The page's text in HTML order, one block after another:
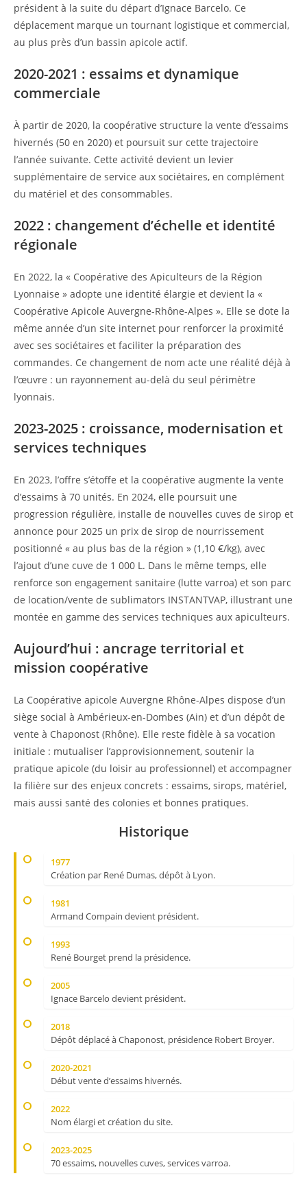
président à la suite du départ d’Ignace Barcelo. Ce
déplacement marque un tournant logistique et commercial,
au plus près d’un bassin apicole actif.
2020-2021 : essaims et dynamique
commerciale
À partir de 2020, la coopérative structure la vente d’essaims
hivernés (50 en 2020) et poursuit sur cette trajectoire
l’année suivante. Cette activité devient un levier
supplémentaire de service aux sociétaires, en complément
du matériel et des consommables.
2022 : changement d’échelle et identité
régionale
En 2022, la « Coopérative des Apiculteurs de la Région
Lyonnaise » adopte une identité élargie et devient la «
Coopérative Apicole Auvergne-Rhône-Alpes ». Elle se dote la
même année d’un site internet pour renforcer la proximité
avec ses sociétaires et faciliter la préparation des
commandes. Ce changement de nom acte une réalité déjà à
l’œuvre : un rayonnement au-delà du seul périmètre
lyonnais.
2023-2025 : croissance, modernisation et
services techniques
En 2023, l’offre s’étoffe et la coopérative augmente la vente
d’essaims à 70 unités. En 2024, elle poursuit une
progression régulière, installe de nouvelles cuves de sirop et
annonce pour 2025 un prix de sirop de nourrissement
positionné « au plus bas de la région » (1,10 €/kg), avec
l’ajout d’une cuve de 1 000 L. Dans le même temps, elle
renforce son engagement sanitaire (lutte varroa) et son parc
de location/vente de sublimators INSTANTVAP, illustrant une
montée en gamme des services techniques aux apiculteurs.
Aujourd’hui : ancrage territorial et
mission coopérative
La Coopérative apicole Auvergne Rhône-Alpes dispose d’un
siège social à Ambérieux-en-Dombes (Ain) et d’un dépôt de
vente à Chaponost (Rhône). Elle reste fidèle à sa vocation
initiale : mutualiser l’approvisionnement, soutenir la
pratique apicole (du loisir au professionnel) et accompagner
la filière sur des enjeux concrets : essaims, sirops, matériel,
mais aussi santé des colonies et bonnes pratiques.
Historique
1977
Création par René Dumas, dépôt à Lyon.
1981
Armand Compain devient président.
1993
René Bourget prend la présidence.
2005
Ignace Barcelo devient président.
2018
Dépôt déplacé à Chaponost, présidence Robert Broyer.
2020-2021
Début vente d’essaims hivernés.
2022
Nom élargi et création du site.
2023-2025
70 essaims, nouvelles cuves, services varroa.